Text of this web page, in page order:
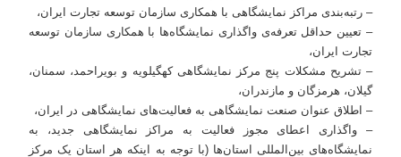
– رتبه‌بندی مراکز نمایشگاهی با همکاری سازمان توسعه تجارت ایران،
– تعیین حداقل تعرفه‌ی واگذاری نمایشگاه‌ها با همکاری سازمان توسعه
تجارت ایران،
– تشریح مشکلات پنج مرکز نمایشگاهی کهگیلویه و بویراحمد، سمنان،
گیلان، هرمزگان و مازندران،
– اطلاق عنوان صنعت نمایشگاهی به فعالیت‌های نمایشگاهی در ایران،
– واگذاری اعطای مجوز فعالیت به مراکز نمایشگاهی جدید، به
نمایشگاه‌های بین‌المللی استان‌ها (با توجه به اینکه هر استان یک مرکز